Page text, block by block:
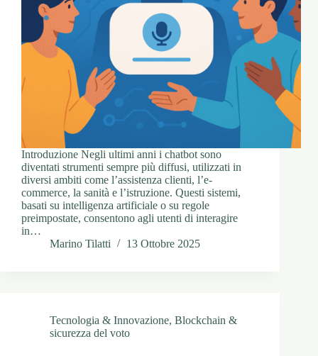
Introduzione Negli ultimi anni i chatbot sono
diventati strumenti sempre più diffusi, utilizzati in
diversi ambiti come l’assistenza clienti, l’e-
commerce, la sanità e l’istruzione. Questi sistemi,
basati su intelligenza artificiale o su regole
preimpostate, consentono agli utenti di interagire
in…
Marino Tilatti
13 Ottobre 2025
Tecnologia & Innovazione, Blockchain &
sicurezza del voto